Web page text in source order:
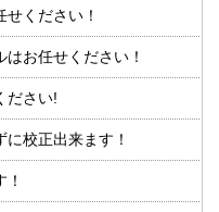
ください！
お任せください！
ださい!
校正出来ます！